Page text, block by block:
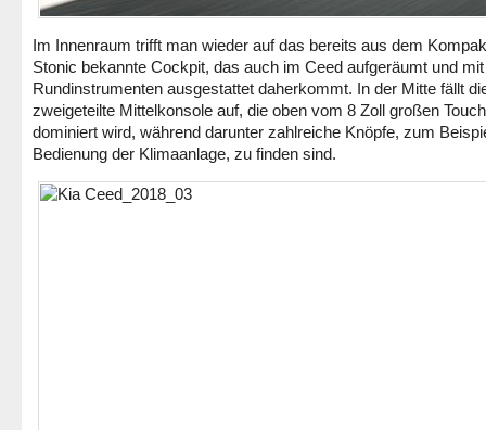
Im Innenraum trifft man wieder auf das bereits aus dem
Stonic bekannte Cockpit, das auch im Ceed aufgeräumt und mit
Rundinstrumenten ausgestattet daherkommt. In der Mitte fällt
zweigeteilte Mittelkonsole auf, die oben vom 8 Zoll großen
dominiert wird, während darunter zahlreiche Knöpfe, zum
Bedienung der Klimaanlage, zu finden sind.